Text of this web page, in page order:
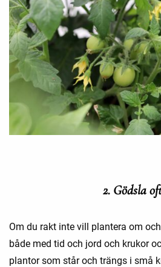
2. Gödsla
Om du rakt inte vill plantera om
både med tid och jord och krukor
plantor som står och trängs i små